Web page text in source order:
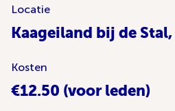
Locatie
Kaageiland bij de
Kosten
€12.50 (voor leden)